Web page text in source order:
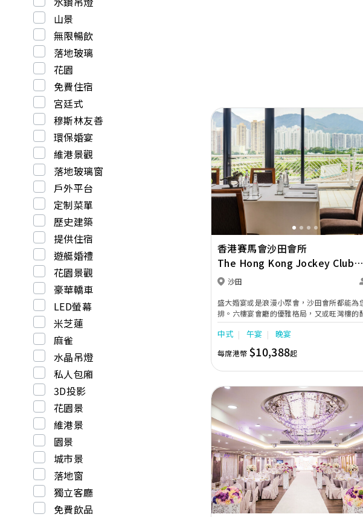
山景
無限暢飲
落地玻璃
花園
免費住宿
宮廷式
穆斯林友善
環保婚宴
維港景觀
落地玻璃窗
戶外平台
定制菜單
歷史建築
提供住宿
遊艇婚禮
花園景觀
豪華轎車
LED螢幕
米芝蓮
麻雀
水晶吊燈
私人包廂
3D投影
花園景
維港景
園景
城市景
落地窗
獨立客廳
免費飲品
Previous
香港賽馬會沙田會所
The Hong Kong Jockey Club -
Sha Tin Clubhouse
沙田
盛大婚宴或是浪漫小聚會，沙田會所都能為
排。六樓宴會廳的優雅格局，又或旺灣樓的
氛，宴會場地不但獨擁馬場宏闊 景觀，還
組合。配合先進的影音設備、度身設計的菜
置，每個細節都為您貼心奉上，創造浪漫回
中式 午宴 晚宴
每席港幣 $10,388起